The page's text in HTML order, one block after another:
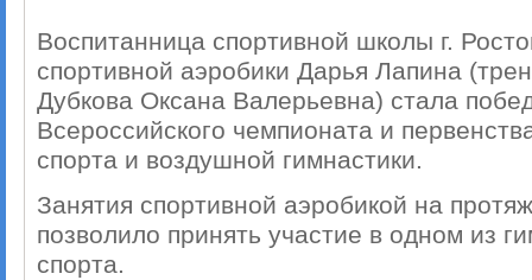
Воспитанница спортивной школы г.
спортивной аэробики Дарья Лапина
Дубкова Оксана Валерьевна) стала
Всероссийского чемпионата и
спорта и воздушной гимнастики.
Занятия спортивной аэробикой на
позволило принять участие в одном из
спорта.